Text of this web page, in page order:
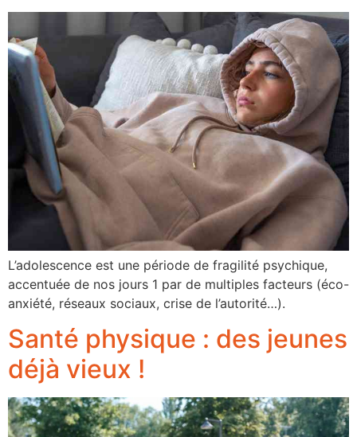
L’adolescence est une période de fragilité psychique,
accentuée de nos jours 1 par de multiples facteurs (éco-
anxiété, réseaux sociaux, crise de l’autorité…).
Santé physique : des jeunes
déjà vieux !